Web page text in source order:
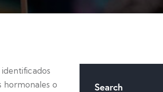
hormonales o
Search